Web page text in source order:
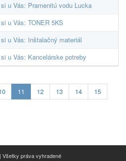
u Vás: Pramenitú vodu Lucka
u Vás: TONER 5KS
u Vás: Inštalačný materiál
u Vás: Kancelárske potreby
11 Aktuálna
stránka
12 13 14
15
Všetky práva vyhradené